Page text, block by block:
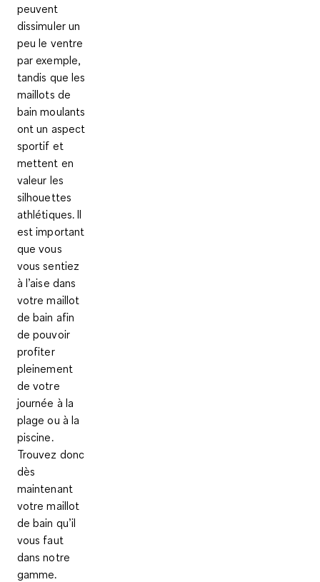
peuvent
dissimuler un
peu le ventre
par exemple,
tandis que les
maillots de
bain moulants
ont un aspect
sportif et
mettent en
valeur les
silhouettes
athlétiques. Il
est important
que vous
vous sentiez
à l’aise dans
votre maillot
de bain afin
de pouvoir
profiter
pleinement
de votre
journée à la
plage ou à la
piscine.
Trouvez donc
dès
maintenant
votre maillot
de bain qu’il
vous faut
dans notre
gamme.